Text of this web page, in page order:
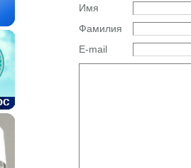
Имя
Фамилия
E-mail